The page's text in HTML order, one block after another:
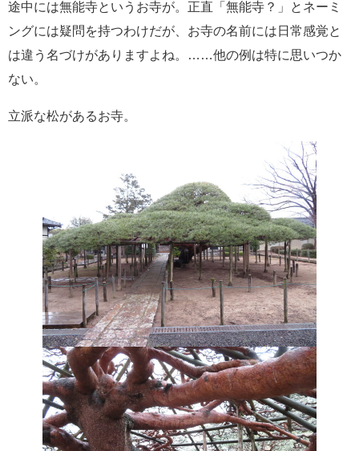
途中には無能寺というお寺が。正直「無能寺？」とネーミ
ングには疑問を持つわけだが、お寺の名前には日常感覚と
は違う名づけがありますよね。……他の例は特に思いつか
ない。
立派な松があるお寺。